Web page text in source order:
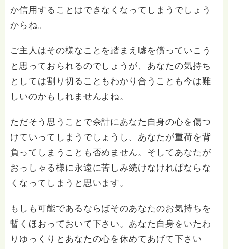
か信用することはできなくなってしまうでしょう
からね。
ご主人はその様なことを踏まえ嘘を償っていこう
と思っておられるのでしょうが、あなたの気持ち
としては割り切ることもわかり合うことも今は難
しいのかもしれませんよね。
ただそう思うことで余計にあなた自身の心を傷つ
けていってしまうでしょうし、あなたが重荷を背
負ってしまうことも否めません。そしてあなたが
おっしゃる様に永遠に苦しみ続けなければならな
くなってしまうと思います。
もしも可能であるならばそのあなたのお気持ちを
暫くほおっておいて下さい。あなた自身をいたわ
りゆっくりとあなたの心を休めてあげて下さい